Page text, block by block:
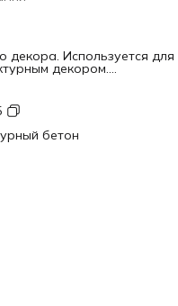
Используется для
декором.
бетон